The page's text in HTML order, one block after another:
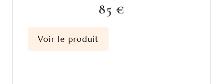
85 €
Voir le produit